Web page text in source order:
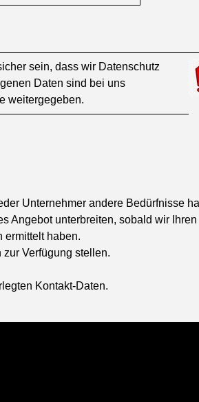
sein, dass wir Datenschutz
Daten sind bei uns
weitergegeben.
Unternehmer andere Bedürfnisse
Angebot unterbreiten, sobald wir Ihren
ermittelt haben.
Verfügung stellen.
Kontakt-Daten.